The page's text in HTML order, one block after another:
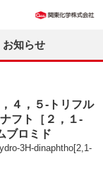
お知らせ
４，５-トリフル
フト［２，１-
ブロミド
3H-dinaphtho[2,1-